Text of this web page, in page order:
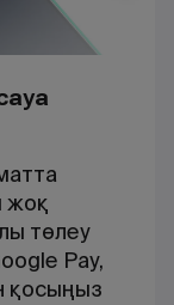
жоқ
төлеу
Pay,
қосыңыз